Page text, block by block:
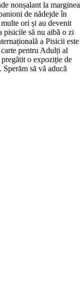
nonșalant la marginea
de nădejde în
ori și au devenit
pisicile să nu aibă o zi
a Pisicii este
pentru Adulți al
o expoziție de
să vă aducă